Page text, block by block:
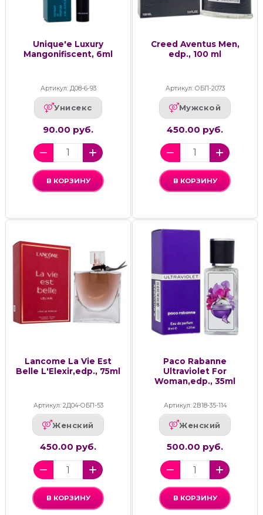
Unique'e Luxury
Mangonifiscent, 6ml
Артикул: Д08-6-93
Унисекс
90.00 руб.
В КОРЗИНУ
Creed Aventus Men,
edp., 100 ml
Артикул: ОБП-2073
Мужской
450.00 руб.
В КОРЗИНУ
Lancome La Vie Est
Belle L'Elexir,edp., 75ml
Артикул: 2Д04-ОБП-53
Женский
450.00 руб.
В КОРЗИНУ
Paco Rabanne
Ultraviolet For
Woman,edp., 35ml
Артикул: 2В18-35-114
Женский
500.00 руб.
В КОРЗИНУ